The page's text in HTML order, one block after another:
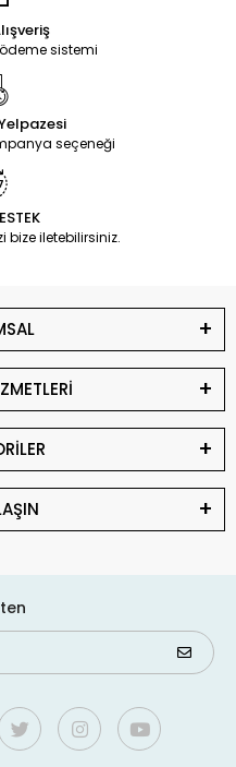
sistemi
seçeneği
bize iletebilirsiniz.